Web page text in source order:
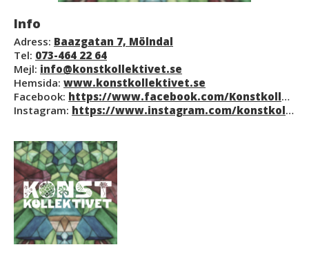
Info
Adress: Baazgatan 7, Mölndal
Tel: 073-464 22 64
Mejl: info@konstkollektivet.se
Hemsida: www.konstkollektivet.se
Facebook: https://www.facebook.com/Konstkollektivet/
Instagram: https://www.instagram.com/konstkollektivet/